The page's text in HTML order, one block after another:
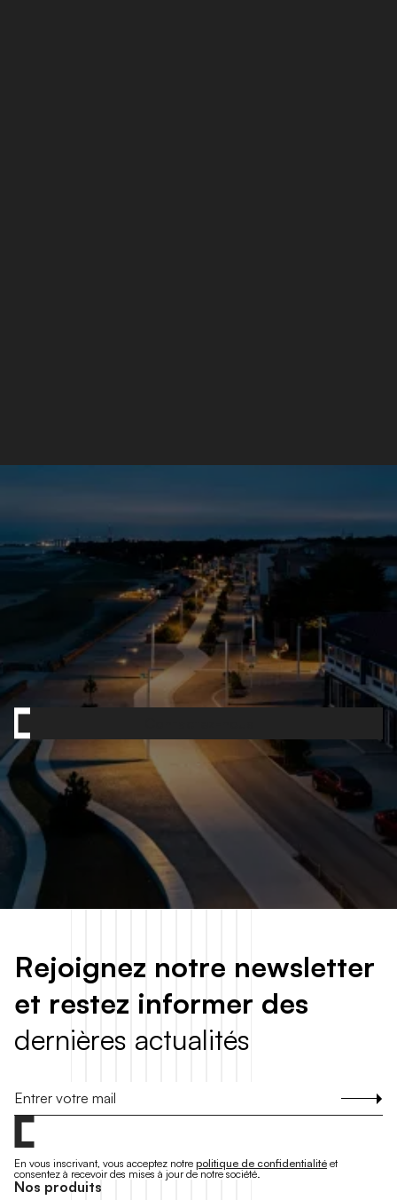
Rejoignez notre newsletter
et restez informer des
dernières actualités
En vous inscrivant, vous acceptez notre politique de confidentialité et
consentez à recevoir des mises à jour de notre société.
Nos produits